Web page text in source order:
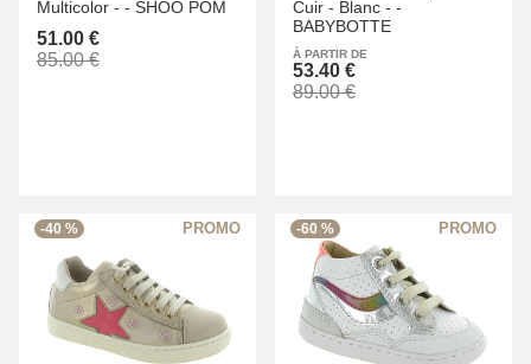
Multicolor - - SHOO POM
51.00 €
85.00 €
Cuir - Blanc - -
BABYBOTTE
À PARTIR DE
53.40 €
89.00 €
-40 % -60 %